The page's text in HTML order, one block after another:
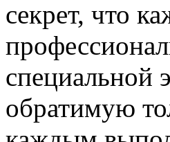
секрет, что
специальной
обратимую